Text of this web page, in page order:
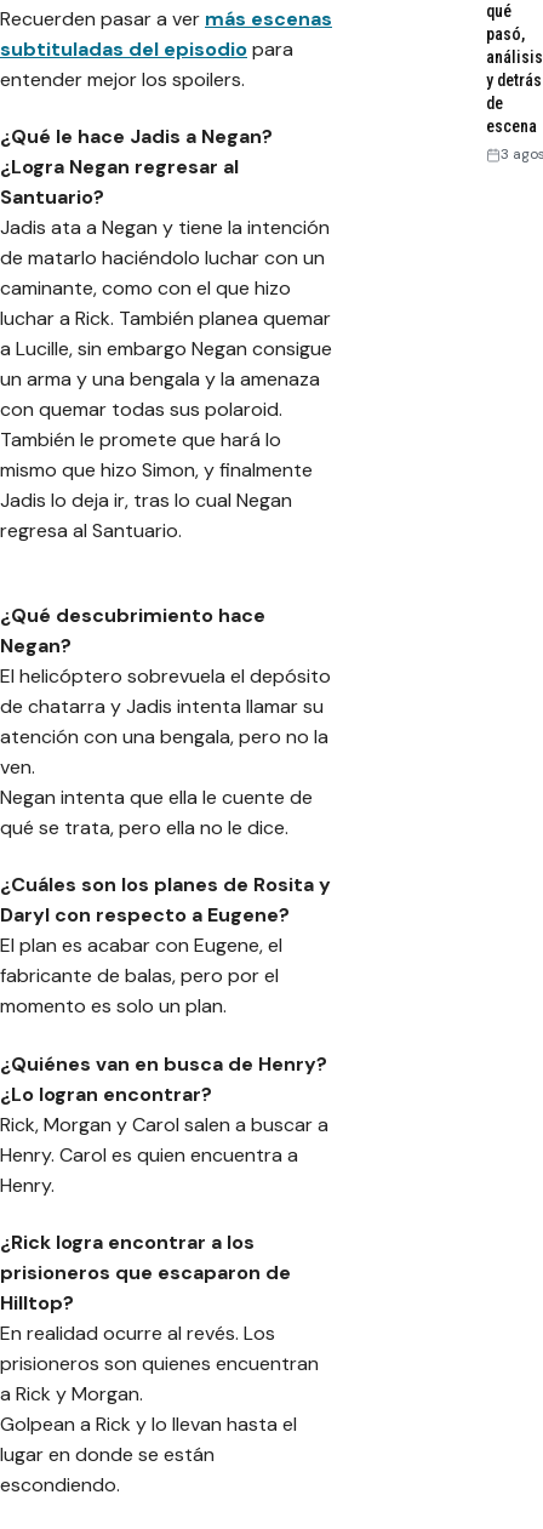
Recuerden pasar a ver más escenas
subtituladas del episodiopara
entender mejor los spoilers.
¿Qué le hace Jadis a Negan?
¿Logra Negan regresar al
Santuario?
Jadis ata a Negan y tiene la intención
de matarlo haciéndolo luchar con un
caminante, como con el que hizo
luchar a Rick. También planea quemar
a Lucille, sin embargo Negan consigue
un arma y una bengala y la amenaza
con quemar todas sus polaroid.
También le promete que hará lo
mismo que hizo Simon, y finalmente
Jadis lo deja ir, tras lo cual Negan
regresa al Santuario.
¿Qué descubrimiento hace
Negan?
El helicóptero sobrevuela el depósito
de chatarra y Jadis intenta llamar su
atención con una bengala, pero no la
ven.
Negan intenta que ella le cuente de
qué se trata, pero ella no le dice.
¿Cuáles son los planes de Rosita y
Daryl con respecto a Eugene?
El plan es acabar con Eugene, el
fabricante de balas, pero por el
momento es solo un plan.
¿Quiénes van en busca de Henry?
¿Lo logran encontrar?
Rick, Morgan y Carol salen a buscar a
Henry. Carol es quien encuentra a
Henry.
¿Rick logra encontrar a los
prisioneros que escaparon de
Hilltop?
En realidad ocurre al revés. Los
prisioneros son quienes encuentran
a Rick y Morgan.
Golpean a Rick y lo llevan hasta el
lugar en donde se están
escondiendo.
qué
pasó,
análisis
y detrás
de
escena
3